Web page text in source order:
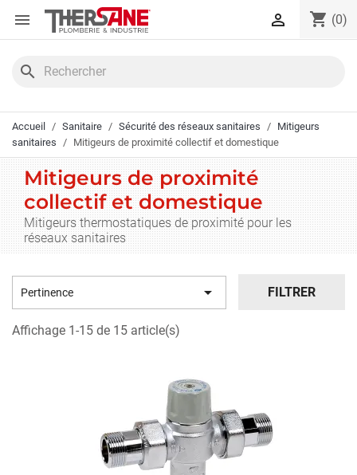
Panneau de gestion des cookies
 shopping_cart (0)

search
Accueil Sanitaire Sécurité des réseaux sanitaires
Mitigeurs
sanitaires
Mitigeurs de proximité collectif et domestique
Mitigeurs de proximité
collectif et domestique
Mitigeurs thermostatiques de proximité pour les
réseaux sanitaires
Pertinence  FILTRER
Affichage 1-15 de 15 article(s)